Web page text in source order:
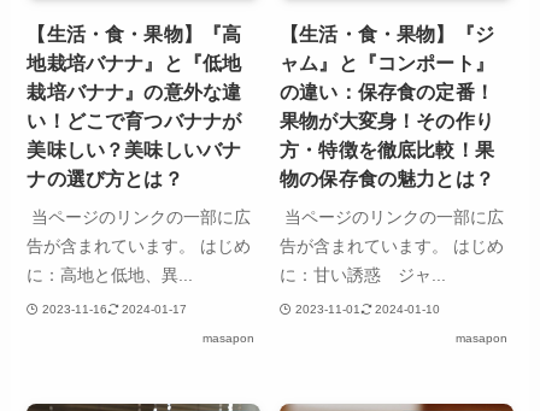
【生活・食・果物】『高
地栽培バナナ』と『低地
栽培バナナ』の意外な違
い！どこで育つバナナが
美味しい？美味しいバナ
ナの選び方とは？
当ページのリンクの一部に広
告が含まれています。 はじめ
に：高地と低地、異...
2023-11-16 2024-01-17
masapon
【生活・食・果物】『ジ
ャム』と『コンポート』
の違い：保存食の定番！
果物が大変身！その作り
方・特徴を徹底比較！果
物の保存食の魅力とは？
当ページのリンクの一部に広
告が含まれています。 はじめ
に：甘い誘惑 ジャ...
2023-11-01 2024-01-10
masapon